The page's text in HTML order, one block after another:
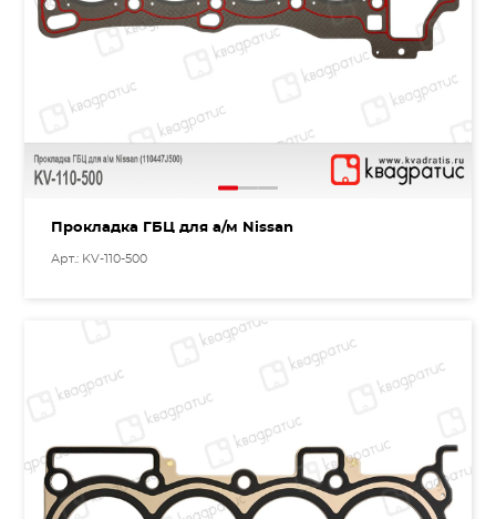
Прокладка ГБЦ для а/м Nissan
Арт.: KV-110-500